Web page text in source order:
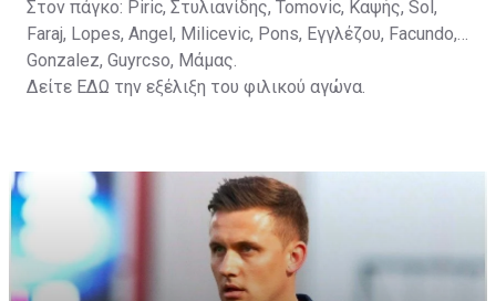
Στον πάγκο: Piric, Στυλιανίδης, Tomovic, Καψής, Sol,
Faraj, Lopes, Angel, Milicevic, Pons, Εγγλέζου, Facundo,
Gonzalez, Guyrcso, Μάμας.
Δείτε ΕΔΩ την εξέλιξη του φιλικού αγώνα.